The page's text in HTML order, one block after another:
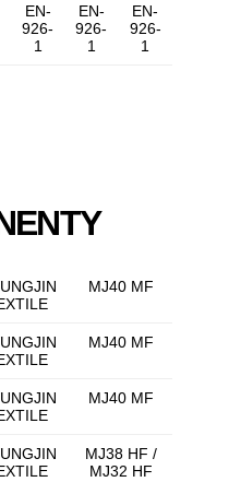
EN-
926-
1
EN-
926-
1
EN-
926-
1
MJ40 MF
MJ40 MF
MJ40 MF
MJ38 HF /
MJ32 HF